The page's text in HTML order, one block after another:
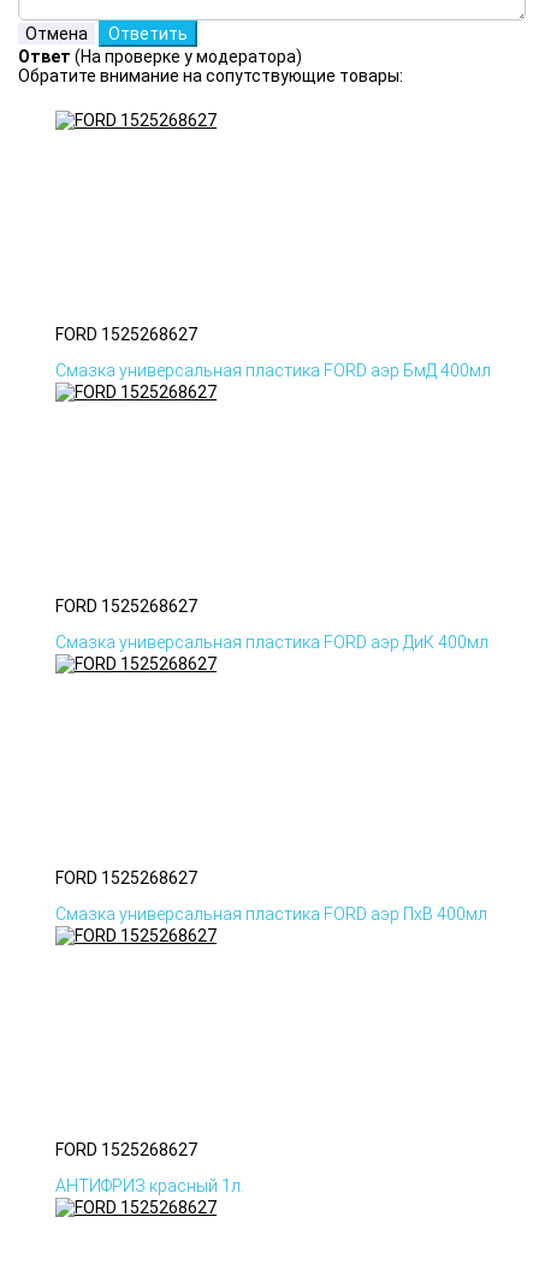
Ответ (На проверке у модератора)
Обратите внимание на сопутствующие товары:
FORD 1525268627
Смазка универсальная пластика FORD аэр БмД 400мл
FORD 1525268627
Смазка универсальная пластика FORD аэр ДиК 400мл
FORD 1525268627
Смазка универсальная пластика FORD аэр ПхВ 400мл
FORD 1525268627
АНТИФРИЗ красный 1л.